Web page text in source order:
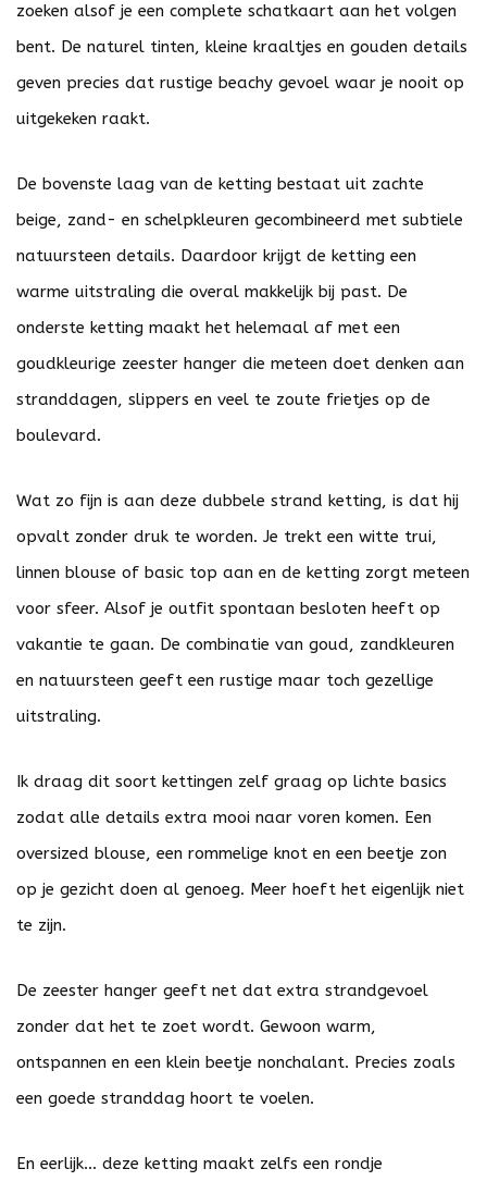
zoeken alsof je een complete schatkaart aan het volgen
bent. De naturel tinten, kleine kraaltjes en gouden details
geven precies dat rustige beachy gevoel waar je nooit op
uitgekeken raakt.
De bovenste laag van de ketting bestaat uit zachte
beige, zand- en schelpkleuren gecombineerd met subtiele
natuursteen details. Daardoor krijgt de ketting een
warme uitstraling die overal makkelijk bij past. De
onderste ketting maakt het helemaal af met een
goudkleurige zeester hanger die meteen doet denken aan
stranddagen, slippers en veel te zoute frietjes op de
boulevard.
Wat zo fijn is aan deze dubbele strand ketting, is dat hij
opvalt zonder druk te worden. Je trekt een witte trui,
linnen blouse of basic top aan en de ketting zorgt meteen
voor sfeer. Alsof je outfit spontaan besloten heeft op
vakantie te gaan. De combinatie van goud, zandkleuren
en natuursteen geeft een rustige maar toch gezellige
uitstraling.
Ik draag dit soort kettingen zelf graag op lichte basics
zodat alle details extra mooi naar voren komen. Een
oversized blouse, een rommelige knot en een beetje zon
op je gezicht doen al genoeg. Meer hoeft het eigenlijk niet
te zijn.
De zeester hanger geeft net dat extra strandgevoel
zonder dat het te zoet wordt. Gewoon warm,
ontspannen en een klein beetje nonchalant. Precies zoals
een goede stranddag hoort te voelen.
En eerlijk… deze ketting maakt zelfs een rondje